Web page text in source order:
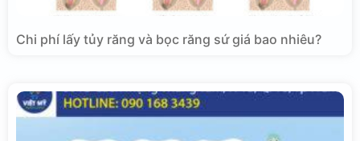
Chi phí lấy tủy răng và bọc răng sứ giá bao nhiêu?